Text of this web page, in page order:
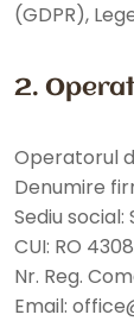
(GDPR),
2.
Operatorul
Denumire
Sediu social:
CUI: RO
Nr. Reg.
Email: